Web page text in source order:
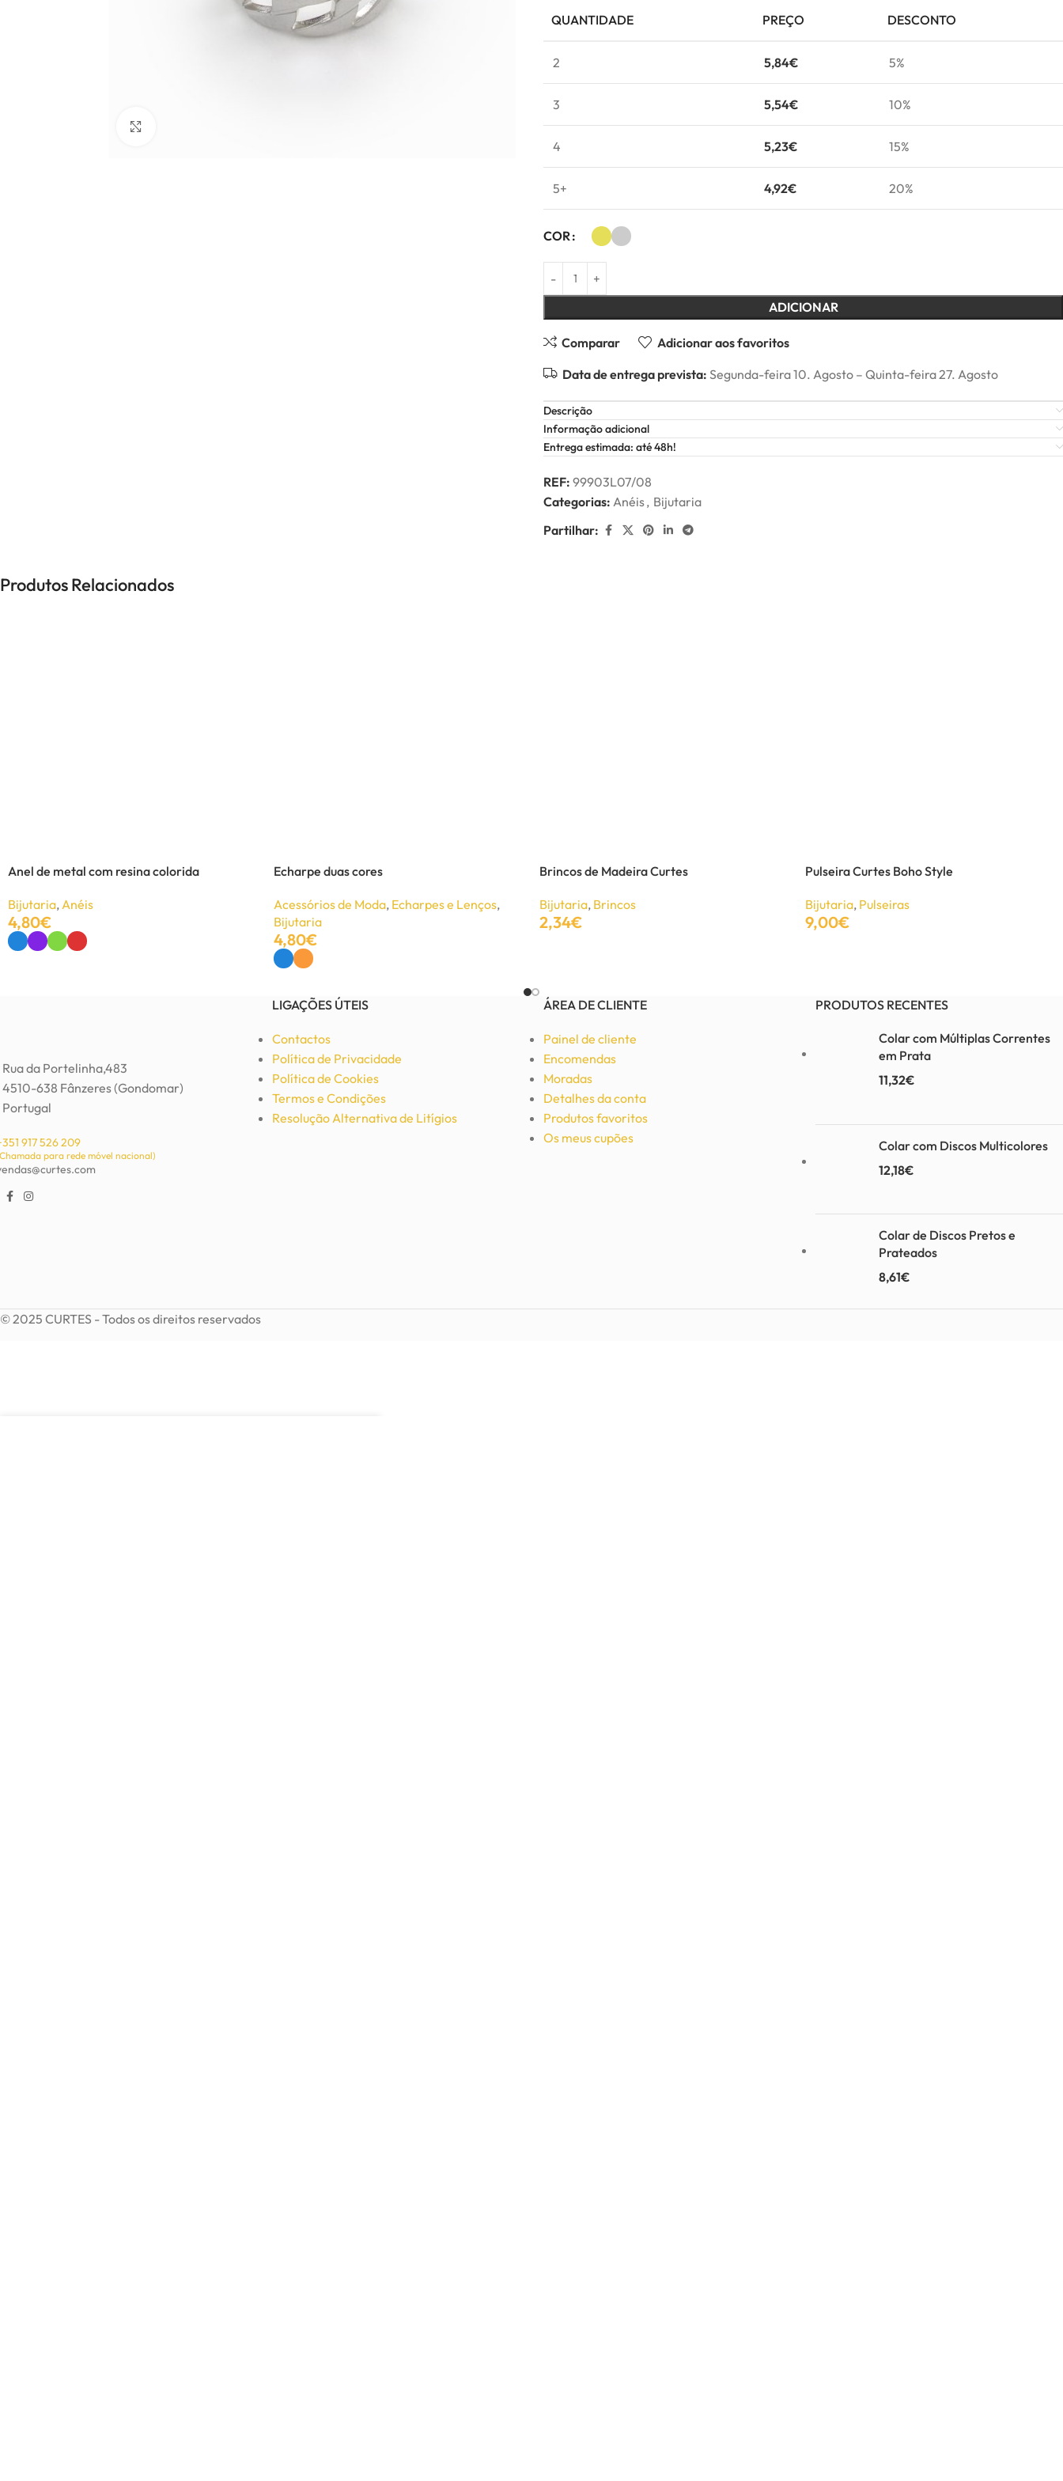
QUANTIDADE PREÇO DESCONTO
2 5,84€ 5%
3 5,54€ 10%
4 5,23€ 15%
5+ 4,92€ 20%
COR
ADICIONAR
Comparar Adicionar aos favoritos
Data de entrega prevista: Segunda-feira 10. Agosto – Quinta-feira 27. Agosto
Descrição
Informação adicional
Entrega estimada: até 48h!
REF: 99903L07/08
Categorias: Anéis, Bijutaria
Partilhar:
Produtos Relacionados
Anel de metal com resina colorida
Bijutaria,Anéis
4,80€
Echarpe duas cores
Acessórios de Moda, Echarpes e Lenços,
Bijutaria
4,80€
Brincos de Madeira Curtes
Bijutaria, Brincos
2,34€
Pulseira Curtes Boho Style
Bijutaria, Pulseiras
9,00€
Rua da Portelinha,483
4510-638 Fânzeres (Gondomar)
Portugal
917 526 209
para rede móvel nacional)
LIGAÇÕES ÚTEIS
Contactos
Política de Privacidade
Política de Cookies
Termos e Condições
Resolução Alternativa de Litígios
ÁREA DE CLIENTE
Painel de cliente
Encomendas
Moradas
Detalhes da conta
Produtos favoritos
Os meus cupões
PRODUTOS RECENTES
Colar com Múltiplas Correntes
em Prata
11,32€
Colar com Discos Multicolores
12,18€
Colar de Discos Pretos e
Prateados
8,61€
© 2025 CURTES - Todos os direitos reservados